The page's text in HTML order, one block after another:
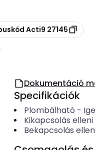
Acti9 27145
Dokumentáció
Specifikációk
Plombálható -
Kikapcsolás
Bekapcsolás